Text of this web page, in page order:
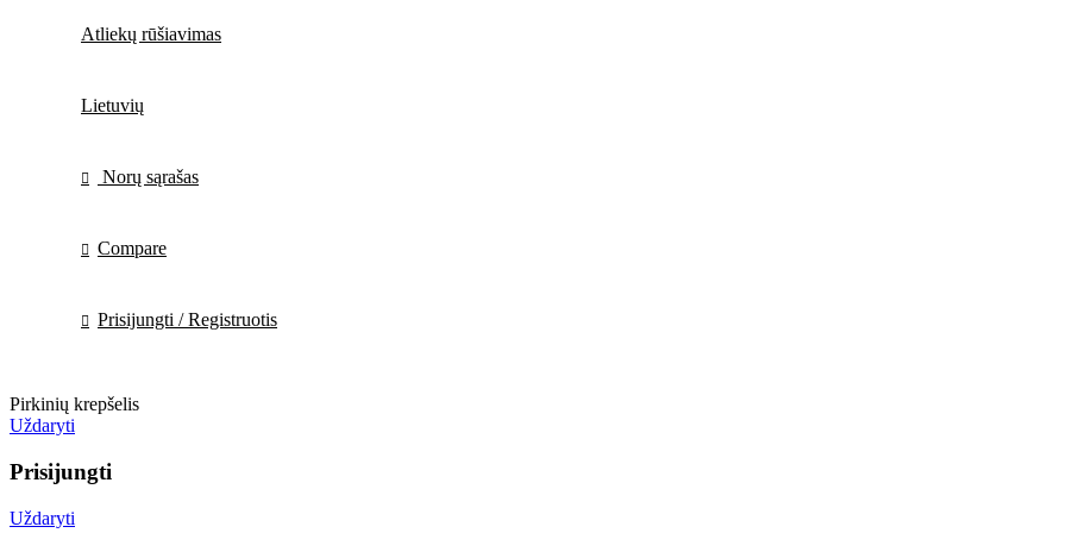
Atliekų rūšiavimas
Lietuvių
Norų sąrašas
Compare
Prisijungti / Registruotis
Pirkinių krepšelis
Uždaryti
Prisijungti
Uždaryti